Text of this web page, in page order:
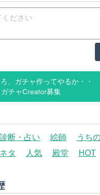
、ガチャ作ってやるか・・
ガチャCreator募集
診断・占い 絵師
うち
ネタ 人気 殿堂 HOT